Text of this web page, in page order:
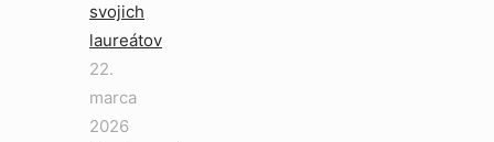
svojich
laureátov
22.
marca
2026